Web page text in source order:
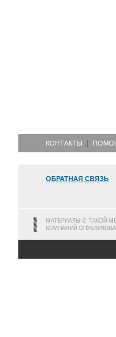
КОНТАКТЫ
ОБРАТНАЯ СВЯЗЬ
МАТЕРИАЛЫ С ТАКОЙ
КОМПАНИЙ